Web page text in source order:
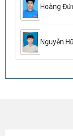
Hoàng
Nguyễn